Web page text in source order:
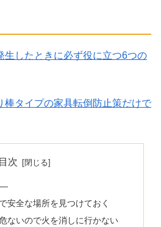
生したときに必ず役に立つ6つの
棒タイプの家具転倒防止策だけで
目次
—
安全な場所を見つけておく
ないので火を消しに行かない